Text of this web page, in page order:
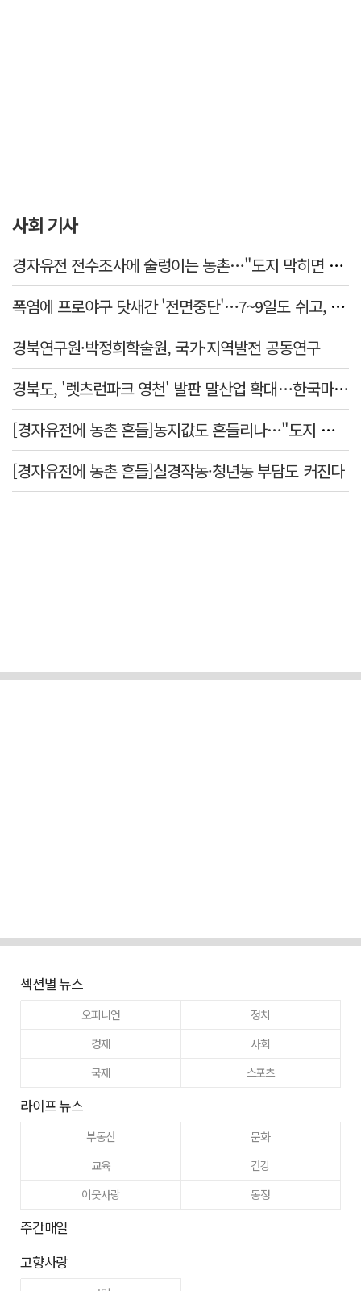
사회 기사
경자유전 전수조사에 술렁이는 농촌…"도지 막히면 농지값도 흔들"
폭염에 프로야구 닷새간 '전면중단'…7~9일도 쉬고, 11일 재개
경북연구원·박정희학술원, 국가·지역발전 공동연구
경북도, '렛츠런파크 영천' 발판 말산업 확대…한국마사회 유치도 총력
[경자유전에 농촌 흔들]농지값도 흔들리나…"도지 막히면 헐값 매물 나올 수도"
[경자유전에 농촌 흔들]실경작농·청년농 부담도 커진다
섹션별 뉴스
오피니언
정치
경제
사회
국제
스포츠
라이프 뉴스
부동산
문화
교육
건강
이웃사랑
동정
주간매일
고향사랑